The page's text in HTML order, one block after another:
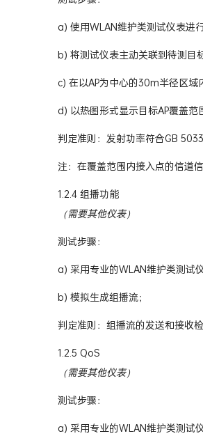
a) 使用WLAN维护类测试仪表进行
b) 将测试仪表主动关联到待测目标
c) 在以AP为中心的30m半径区域
d) 以热图形式显示目标AP覆盖范
判定准则：发射功率符合GB
注：在覆盖范围内接入点的信道
1.2.4 组播功能
（需要其他仪表）
测试步骤：
a) 采用专业的WLAN维护类测试仪
b) 模拟生成组播流；
判定准则：组播流的发送和接收
1.2.5 QoS
（需要其他仪表）
测试步骤：
a) 采用专业的WLAN维护类测试仪